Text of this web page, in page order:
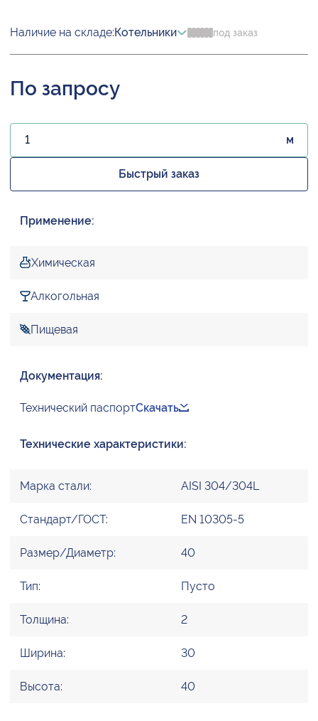
Наличие на складе:Котельники под заказ
По запросу
м
Быстрый заказ
Применение:
Химическая
Алкогольная
Пищевая
Документация:
Технический паспортСкачать
Технические характеристики:
Марка стали: AISI 304/304L
Стандарт/ГОСТ: EN 10305-5
Размер/Диаметр: 40
Тип: Пусто
Толщина: 2
Ширина: 30
Высота: 40